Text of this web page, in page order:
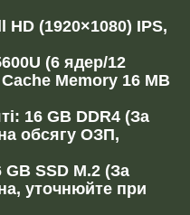
HD (1920×1080) IPS,
(6 ядер/12
Memory 16 MB
16 GB DDR4 (За
обсягу ОЗП,
SSD M.2 (За
уточнюйте при